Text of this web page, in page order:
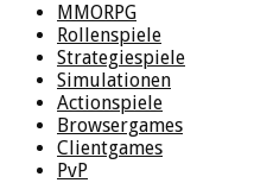
MMORPG
Rollenspiele
Strategiespiele
Simulationen
Actionspiele
Browsergames
Clientgames
PvP